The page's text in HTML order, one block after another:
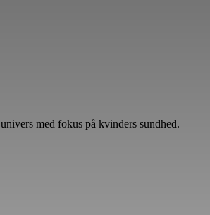
med fokus på kvinders sundhed.